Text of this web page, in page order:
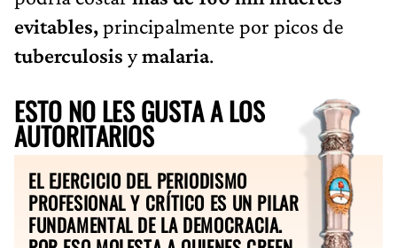
evitables,principalmente por picos de
tuberculosis ymalaria.
ESTO NO LES GUSTA A LOS
AUTORITARIOS
EL EJERCICIO DEL PERIODISMO
PROFESIONAL Y CRÍTICO ES UN PILAR
FUNDAMENTAL DE LA DEMOCRACIA.